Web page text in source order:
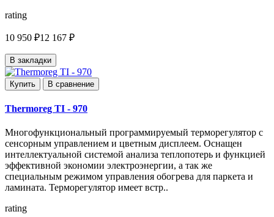
rating
10 950 ₽12 167 ₽
В закладки
Купить В сравнение
Thermoreg TI - 970
Многофункциональный программируемый терморегулятор с
сенсорным управлением и цветным дисплеем. Оснащен
интеллектуальной системой анализа теплопотерь и функцией
эффективной экономии электроэнергии, а так же
специальным режимом управления обогрева для паркета и
ламината. Терморегулятор имеет встр..
rating